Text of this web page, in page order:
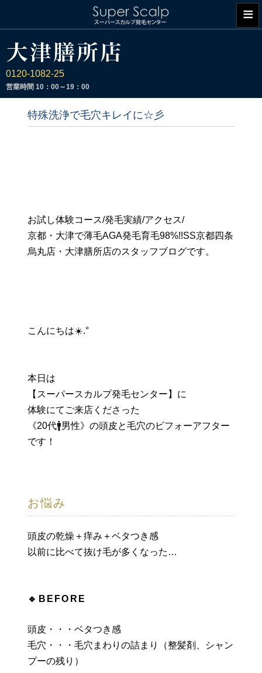
0120-1082-25
営業時間 10：00～19：00
≡
特殊洗浄で毛穴キレイに☆彡
お試し体験コース/発毛実績/アクセス/
京都・大津で薄毛AGA発毛育毛98%!!SS京都四条
烏丸店・大津膳所店のスタッフブログです。
こんにちは☀️.°
本日は
【スーパースカルプ発毛センター】に
体験にてご来店くださった
《20代🚹男性》の頭皮と毛穴のビフォーアフター
です！
お悩み
頭皮の乾燥＋痒み＋ベタつき感
以前に比べて抜け毛が多くなった…
🔹BEFORE
頭皮・・・ベタつき感
毛穴・・・毛穴まわりの詰まり（整髪剤、シャン
プーの残り）